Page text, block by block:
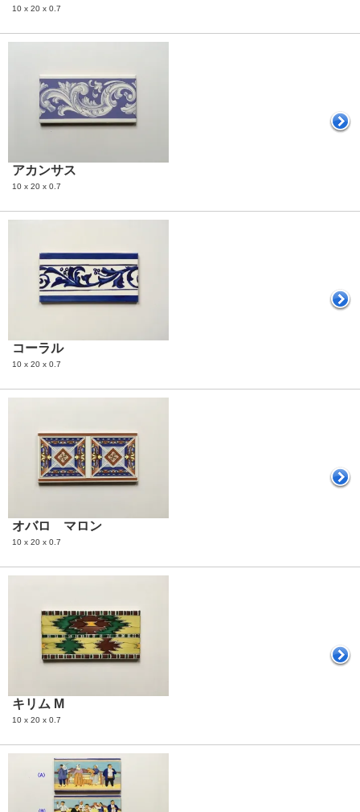
10 x 20 x 0.7
アカンサス
10 x 20 x 0.7
コーラル
10 x 20 x 0.7
オバロ マロン
10 x 20 x 0.7
キリム M
10 x 20 x 0.7